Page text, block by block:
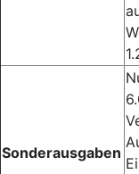
Sonderausgaben